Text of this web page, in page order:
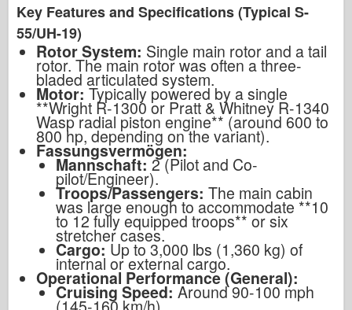
Key Features and Specifications (Typical S-
55/UH-19)
Rotor System: Single main rotor and a tail
rotor. The main rotor was often a three-
bladed articulated system.
Motor: Typically powered by a single
**Wright R-1300 or Pratt & Whitney R-1340
Wasp radial piston engine** (around 600 to
800 hp, depending on the variant).
Fassungsvermögen:
Mannschaft: 2 (Pilot and Co-
pilot/Engineer).
Troops/Passengers: The main cabin
was large enough to accommodate **10
to 12 fully equipped troops** or six
stretcher cases.
Cargo: Up to 3,000 lbs (1,360 kg) of
internal or external cargo.
Operational Performance (General):
Cruising Speed:Around 90-100 mph